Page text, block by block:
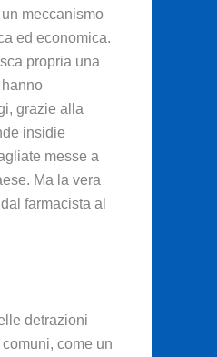
meccanismo
ed economica.
propria una
grazie alla
insidie
messe a
Ma la vera
farmacista al
detrazioni
come un